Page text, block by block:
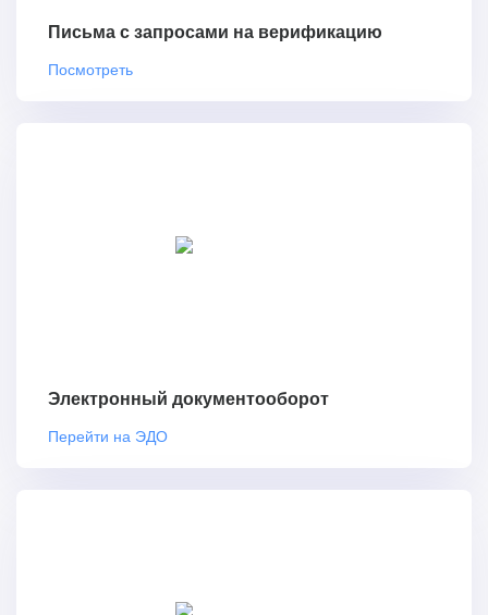
Письма с запросами на верификацию
Посмотреть
Электронный документооборот
Перейти на ЭДО